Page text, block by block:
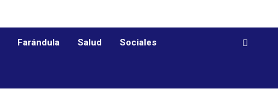
Farándula Salud Sociales